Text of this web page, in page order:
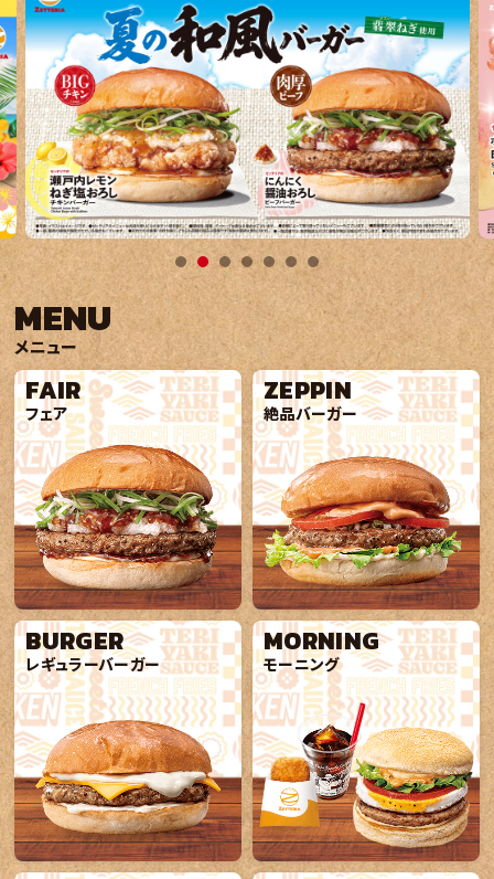
ジューシーなパティを大根おろしでさっぱりと！ 香ばしいにんにく
2026.07.22 新着情報
【終了しました】期間限定「うな丼バーガー」販売！​
2026.08.07 お知らせ
公式アプリにて「ポテトクーポン」を期間限定配信！
2026.08.05 新着情報
期間限定「夏の和風おろしバーガーフェア」スタート！
2026.08.03 新店情報
2026年8月10日 9時オープン！ 鈴鹿中央通店
2026.07.29 プレスリリース
ジューシーなパティを大根おろしでさっぱりと！ 香ばしいにんにく
2026.07.22 新着情報
【終了しました】期間限定「うな丼バーガー」販売！​
MENU
メニュー
FAIR
フェア
ZEPPIN
絶品バーガー
BURGER
レギュラーバーガー
MORNING
モーニング